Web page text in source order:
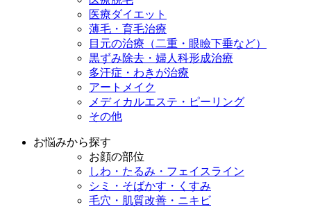
医療ダイエット
薄毛・育毛治療
目元の治療（二重・眼瞼下垂など）
黒ずみ除去・婦人科形成治療
多汗症・わきが治療
アートメイク
メディカルエステ・ピーリング
その他
お悩みから探す
お顔の部位
しわ・たるみ・フェイスライン
シミ・そばかす・くすみ
毛穴・肌質改善・ニキビ